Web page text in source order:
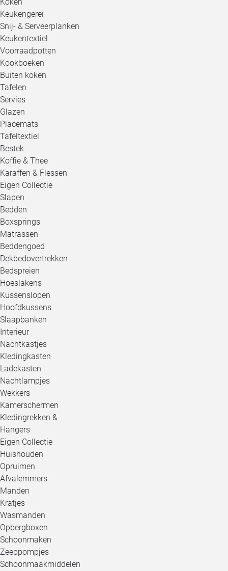
Keukengerei
Snij- & Serveerplanken
Keukentextiel
Voorraadpotten
Kookboeken
Buiten koken
Tafelen
Servies
Glazen
Placemats
Tafeltextiel
Bestek
Koffie & Thee
Karaffen & Flessen
Eigen Collectie
Slapen
Bedden
Boxsprings
Matrassen
Beddengoed
Dekbedovertrekken
Bedspreien
Hoeslakens
Kussenslopen
Hoofdkussens
Slaapbanken
Interieur
Nachtkastjes
Kledingkasten
Ladekasten
Nachtlampjes
Wekkers
Kamerschermen
Kledingrekken &
Hangers
Eigen Collectie
Huishouden
Opruimen
Afvalemmers
Manden
Kratjes
Wasmanden
Opbergboxen
Schoonmaken
Zeeppompjes
Schoonmaakmiddelen